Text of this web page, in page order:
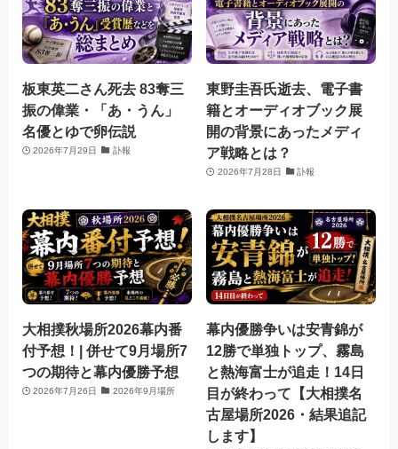
板東英二さん死去 83奪三
振の偉業・「あ・うん」
名優とゆで卵伝説
2026年7月29日 訃報
東野圭吾氏逝去、電子書
籍とオーディオブック展
開の背景にあったメディ
ア戦略とは？
2026年7月28日 訃報
大相撲秋場所2026幕内番
付予想！| 併せて9月場所7
つの期待と幕内優勝予想
2026年7月26日 2026年9月場所
幕内優勝争いは安青錦が
12勝で単独トップ、霧島
と熱海富士が追走！14日
目が終わって【大相撲名
古屋場所2026・結果追記
します】